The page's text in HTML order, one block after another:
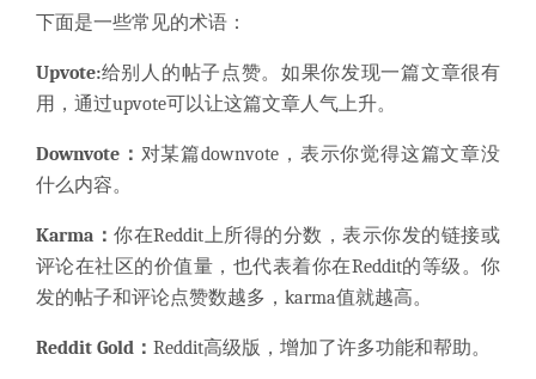
下面是一些常见的术语：
Upvote:给别人的帖子点赞。如果你发现一篇文章很有
用，通过upvote可以让这篇文章人气上升。
Downvote： 对某篇downvote，表示你觉得这篇文章没
什么内容。
Karma：你在Reddit上所得的分数，表示你发的链接或
评论在社区的价值量，也代表着你在Reddit的等级。你
发的帖子和评论点赞数越多，karma值就越高。
Reddit Gold： Reddit高级版，增加了许多功能和帮助。